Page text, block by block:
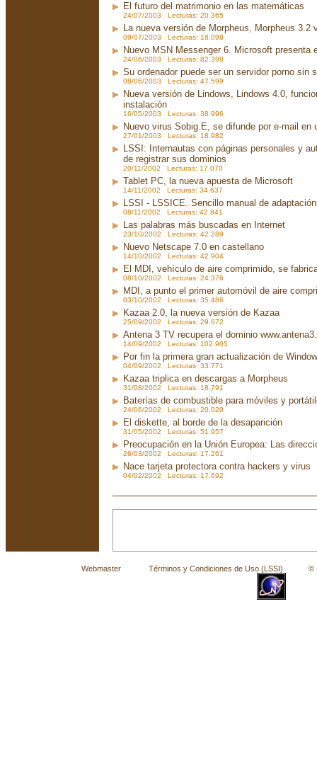
El futuro del matrimonio en las matemáticas
24/07/2003 Lecturas: 20.365
La nueva versión de Morpheus, Morpheus 3.2
09/07/2003 Lecturas: 18.098
Nuevo MSN Messenger 6. Microsoft presenta
24/06/2003 Lecturas: 82.398
Su ordenador puede ser un servidor porno sin
08/06/2003 Lecturas: 47.599
Nueva versión de Lindows, Lindows 4.0,
instalación
16/05/2003 Lecturas: 38.996
Nuevo virus Sobig.E, se difunde por e-mail en
27/01/2003 Lecturas: 18.982
LSSI: Internautas con páginas personales y
de registrar sus dominios
20/11/2002 Lecturas: 17.070
Tablet PC, la nueva apuesta de Microsoft
14/11/2002 Lecturas: 34.637
LSSI - LSSICE. Sencillo manual de
08/11/2002 Lecturas: 42.841
Las palabras más buscadas en Internet
23/10/2002 Lecturas: 42.289
Nuevo Netscape 7.0 en castellano
14/10/2002 Lecturas: 42.904
El MDI, vehículo de aire comprimido, se
08/10/2002 Lecturas: 24.376
MDI, a punto el primer automóvil de aire
03/10/2002 Lecturas: 35.486
Kazaa 2.0, la nueva versión de Kazaa
25/09/2002 Lecturas: 29.672
Antena 3 TV recupera el dominio
14/09/2002 Lecturas: 102.905
Por fin la primera gran actualización de
04/09/2002 Lecturas: 33.771
Kazaa triplica en descargas a Morpheus
31/08/2002 Lecturas: 18.791
Baterías de combustible para móviles y
24/06/2002 Lecturas: 20.020
El diskette, al borde de la desaparición
31/05/2002 Lecturas: 51.957
Preocupación en la Unión Europea: Las
26/03/2002 Lecturas: 17.261
Nace tarjeta protectora contra hackers y virus
04/02/2002 Lecturas: 17.692
Webmaster Términos y Condiciones de Uso (LSSI) © La